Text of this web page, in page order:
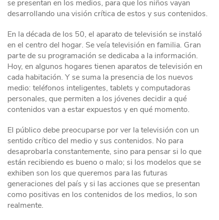
se presentan en los medios, para que los niños vayan
desarrollando una visión crítica de estos y sus contenidos.
En la década de los 50, el aparato de televisión se instaló
en el centro del hogar. Se veía televisión en familia. Gran
parte de su programación se dedicaba a la información.
Hoy, en algunos hogares tienen aparatos de televisión en
cada habitación. Y se suma la presencia de los nuevos
medio: teléfonos inteligentes, tablets y computadoras
personales, que permiten a los jóvenes decidir a qué
contenidos van a estar expuestos y en qué momento.
El público debe preocuparse por ver la televisión con un
sentido crítico del medio y sus contenidos. No para
desaprobarla constantemente, sino para pensar si lo que
están recibiendo es bueno o malo; si los modelos que se
exhiben son los que queremos para las futuras
generaciones del país y si las acciones que se presentan
como positivas en los contenidos de los medios, lo son
realmente.